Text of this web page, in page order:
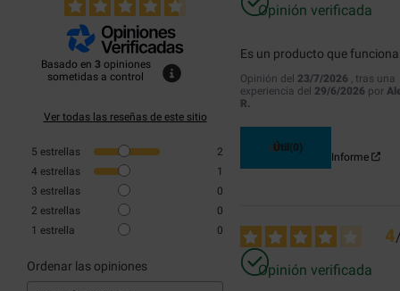
Basado en 3 opiniones
sometidas a control
Ver todas las reseñas de este sitio
5 estrellas
2
4 estrellas
1
3 estrellas
0
2 estrellas
0
1 estrella 0
Ordenar las opiniones
Opinión verificada
Es un producto que funciona
Opinión del 23/7/2026 , tras una
experiencia del 29/6/2026 por
R.
Útil (0)
Informe
4
Opinión verificada